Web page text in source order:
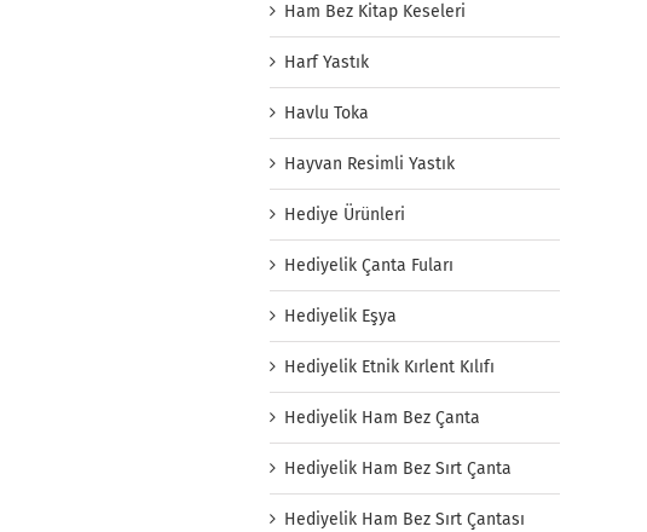
Ham Bez Kitap Keseleri
Harf Yastık
Havlu Toka
Hayvan Resimli Yastık
Hediye Ürünleri
Hediyelik Çanta Fuları
Hediyelik Eşya
Hediyelik Etnik Kırlent Kılıfı
Hediyelik Ham Bez Çanta
Hediyelik Ham Bez Sırt Çanta
Hediyelik Ham Bez Sırt Çantası